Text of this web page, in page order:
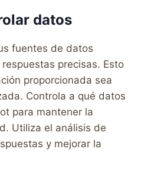
datos
fuentes de datos
precisas. Esto
proporcionada sea
Controla a qué datos
para mantener la
Utiliza el análisis de
y mejorar la